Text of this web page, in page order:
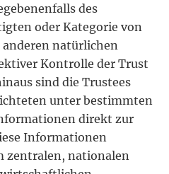
des
oder Kategorie von
natürlichen
Kontrolle der Trust
sind die Trustees
unter bestimmten
direkt zur
Informationen
zentralen, nationalen